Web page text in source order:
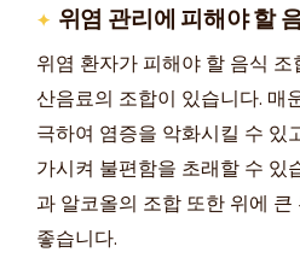
위염 관리에 피해야 할
위염 환자가 피해야 할 음식
산음료의 조합이 있습니다. 매
극하여 염증을 악화시킬 수 있
가시켜 불편함을 초래할 수 있
과 알코올의 조합 또한 위에
좋습니다.